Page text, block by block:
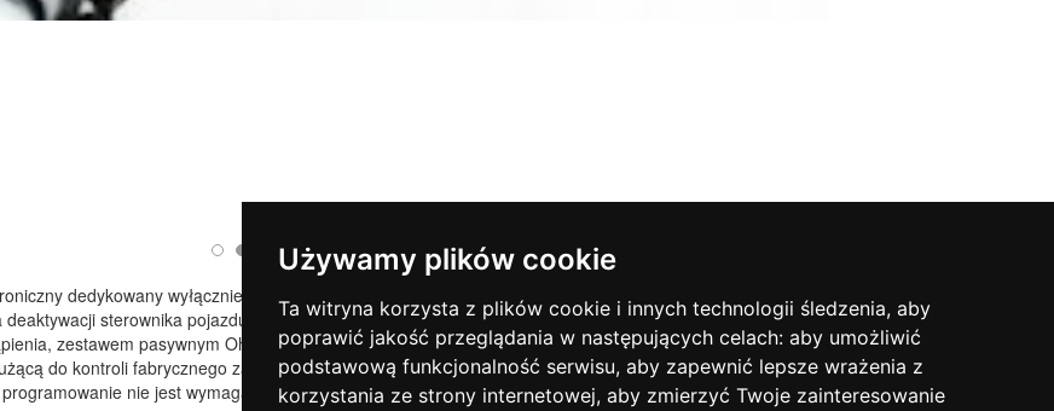
Używamy plików cookie
Ta witryna korzysta z plików cookie i innych technologii śledzenia, aby
poprawić jakość przeglądania w następujących celach: aby umożliwić
podstawową funkcjonalność serwisu, aby zapewnić lepsze wrażenia z
korzystania ze strony internetowej, aby zmierzyć Twoje zainteresowanie
dedykowany wyłącznie do wybranych
sterownika pojazdu w zakresie kontroli
zestawem pasywnym Ohlins Road & Track.
do kontroli fabrycznego zawieszenia
nie jest wymagane.
Podręcznik użytkownika